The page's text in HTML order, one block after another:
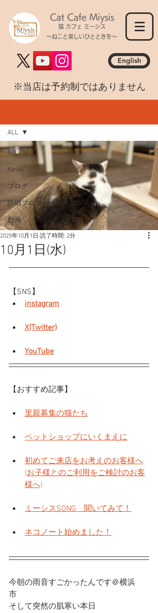
Cat Cafe Miysis
猫 カフェ ミーシス
～ねこと楽しいひとときを～
English
​※当店は予約制ではありません
ALL
News
ブログ
詳細プロフィール
動画
ALL
10月1日(水)
2025年10月1日 読了時間: 2分
【SNS】
instagram
X(Twitter)
YouTube
【おすすめ記事】
里親募集の猫たち
ペットショップにいくまえに
初めてご来店をお考えのお客様へ
(お子様とのご利用をご検討のお客
様へ)
ミーシスSONG　聞いてみて！
ネコノート始めました！
今朝の雨音すごかったんです＠横浜
市
そして突然の肌寒い本日